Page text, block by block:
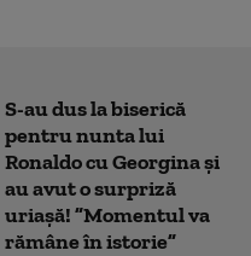
S-au dus la biserică
pentru nunta lui
Ronaldo cu Georgina și
au avut o surpriză
uriașă! ”Momentul va
rămâne în istorie”